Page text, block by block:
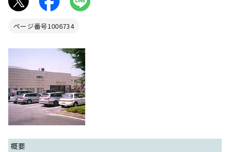
ページ番号1006734
概要